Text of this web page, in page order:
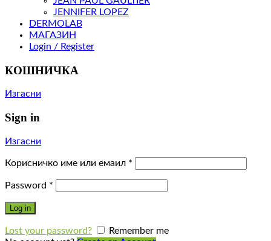
JENNIFER LOPEZ
DERMOLAB
МАГАЗИН
Login / Register
КОШНИЧКА
Изгасни
Sign in
Изгасни
Корисничко име или емаил *
Password *
Log in
Lost your password?
Remember me